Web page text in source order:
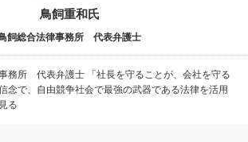
鳥飼重和氏
飼総合法律事務所 代表弁護士
務所 代表弁護士 「社長を守ることが、会社を守る
念で、自由競争社会で最強の武器である法律を活用
る